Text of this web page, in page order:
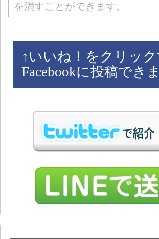
を消すことができます。
↑ いいね！をクリッ
Facebookに投稿できま